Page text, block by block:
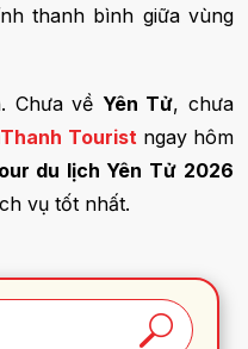
thanh bình giữa vùng
Chưa về Yên Tử, chưa
Touristngay hôm
du lịch Yên Tử 2026
vụ tốt nhất.